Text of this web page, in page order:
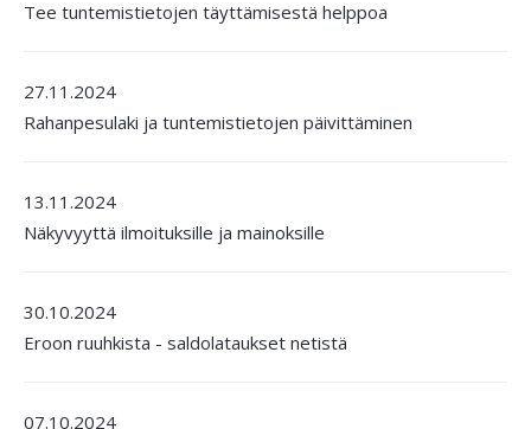
Tee tuntemistietojen täyttämisestä helppoa
27.11.2024
Rahanpesulaki ja tuntemistietojen päivittäminen
13.11.2024
Näkyvyyttä ilmoituksille ja mainoksille
30.10.2024
Eroon ruuhkista - saldolataukset netistä
07.10.2024